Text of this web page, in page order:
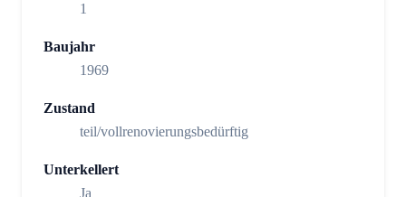
1
Baujahr
1969
Zustand
teil/vollrenovierungsbedürftig
Unterkellert
Ja